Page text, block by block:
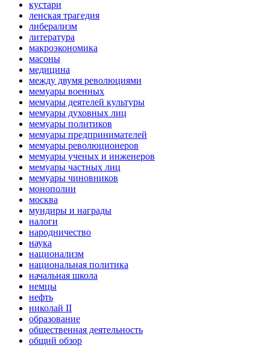
кустари
ленская трагедия
либерализм
литература
макроэкономика
масоны
медицина
между двумя революциями
мемуары военных
мемуары деятелей культуры
мемуары духовных лиц
мемуары политиков
мемуары предпринимателей
мемуары революционеров
мемуары ученых и инженеров
мемуары частных лиц
мемуары чиновников
монополии
москва
мундиры и награды
налоги
народничество
наука
национализм
национальная политика
начальная школа
немцы
нефть
николай II
образование
общественная деятельность
общий обзор